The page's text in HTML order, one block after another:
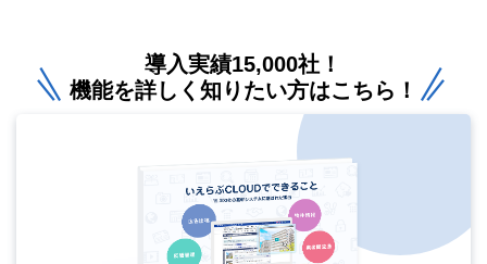
導入実績15,000社！
機能を詳しく知りたい方はこちら！